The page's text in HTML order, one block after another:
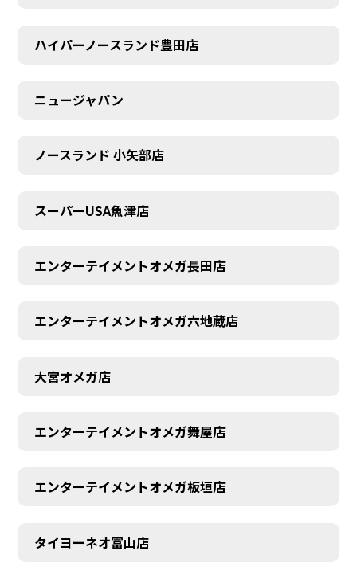
ハイパーノースランド豊田店
ニュージャパン
ノースランド 小矢部店
スーパーUSA魚津店
エンターテイメントオメガ長田店
エンターテイメントオメガ六地蔵店
大宮オメガ店
エンターテイメントオメガ舞屋店
エンターテイメントオメガ板垣店
タイヨーネオ富山店